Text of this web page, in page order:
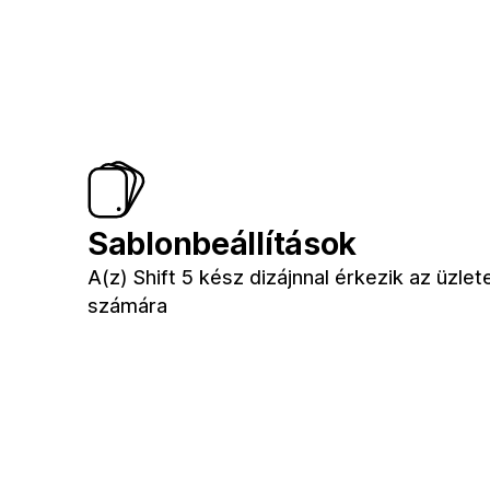
Sablonbeállítások
A(z) Shift 5 kész dizájnnal érkezik az
számára